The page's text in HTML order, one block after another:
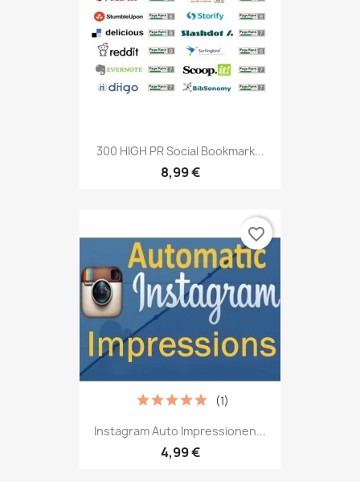
300 HIGH PR Social Bookmark...
8,99 €
Instagram Auto Impressionen...
4,99 €
(1)
favorite_border